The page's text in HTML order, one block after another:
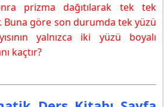
prizma dağıtılarak tek tek
Buna göre son durumda tek yüzü
yalnızca iki yüzü boyalı
kaçtır?